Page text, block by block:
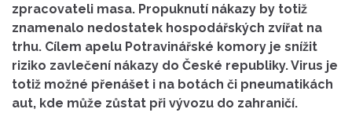
zpracovateli masa. Propuknutí nákazy by totiž
znamenalo nedostatek hospodářských zvířat na
trhu. Cílem apelu Potravinářské komory je snížit
riziko zavlečení nákazy do České republiky. Virus je
totiž možné přenášet i na botách či pneumatikách
aut, kde může zůstat při vývozu do zahraničí.